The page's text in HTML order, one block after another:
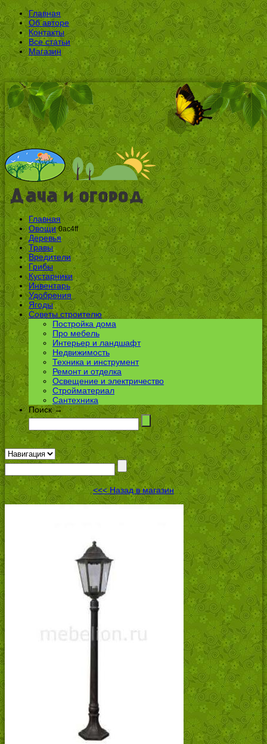
Главная
Об авторе
Контакты
Все статьи
Магазин
Главная
Овощи 0ac4ff
Деревья
Травы
Вредители
Грибы
Кустарники
Инвентарь
Удобрения
Ягоды
Советы строителю
Постройка дома
Про мебель
Интерьер и ландшафт
Недвижимость
Техника и инструмент
Ремонт и отделка
Освещение и электричество
Стройматериал
Сантехника
Поиск →
<<< Назад в магазин